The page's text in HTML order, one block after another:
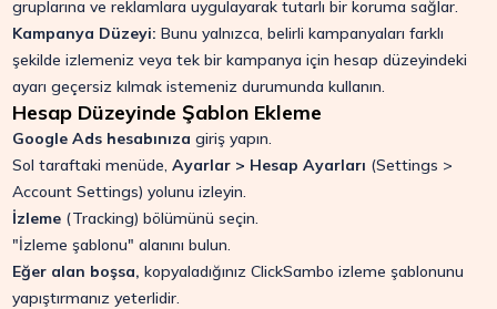
gruplarına ve reklamlara uygulayarak tutarlı bir koruma sağlar.
Kampanya Düzeyi: Bunu yalnızca, belirli kampanyaları farklı
şekilde izlemeniz veya tek bir kampanya için hesap düzeyindeki
ayarı geçersiz kılmak istemeniz durumunda kullanın.
Hesap Düzeyinde Şablon Ekleme
Google Ads hesabınıza giriş yapın.
Sol taraftaki menüde,Ayarlar > Hesap Ayarları (Settings >
Account Settings) yolunu izleyin.
İzleme (Tracking) bölümünü seçin.
"İzleme şablonu" alanını bulun.
Eğer alan boşsa, kopyaladığınız ClickSambo izleme şablonunu
yapıştırmanız yeterlidir.